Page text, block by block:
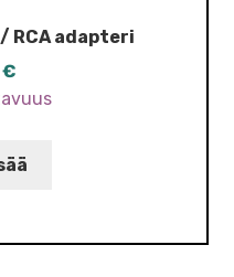
RCA adapteri
€